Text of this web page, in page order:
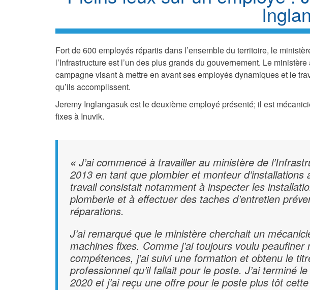
Fort de 600 employés répartis dans l’ensemble du territoire, le
l’Infrastructure est l’un des plus grands du gouvernement. Le
campagne visant à mettre en avant ses employés dynamiques et le
qu’ils accomplissent.
Jeremy Inglangasuk est le deuxième employé présenté; il est
fixes à Inuvik.
«J’ai commencé à travailler au ministère de
2013 en tant que plombier et monteur d’installations
travail consistait notamment à inspecter les
plomberie et à effectuer des taches d’entretien
réparations.
J’ai remarqué que le ministère cherchait un
machines fixes. Comme j’ai toujours voulu peaufiner
compétences, j’ai suivi une formation et obtenu le
professionnel qu’il fallait pour le poste. J’ai terminé
2020 et j’ai reçu une offre pour le poste plus tôt